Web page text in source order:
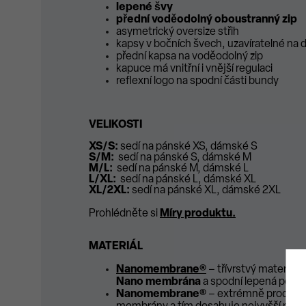
lepené švy
přední voděodolný oboustranný zip
asymetrický oversize střih
kapsy v bočních švech, uzavíratelné na
přední kapsa na voděodolný zip
kapuce má vnitřní i vnější regulaci
reflexní logo na spodní části bundy
VELIKOSTI
XS/S: sedí na pánské XS, dámské S
S/M: sedí na pánské S, dámské M
M/L: sedí na pánské M, dámské L
L/XL: sedí na pánské L, dámské XL
XL/2XL: sedí na pánské XL, dámské 2XL
Prohlédněte si Míry produktu.
MATERIÁL
Nanomembrane® – třívrstvý materiál,
Nano membránaa spodní lepená
Nanomembrane® – extrémně